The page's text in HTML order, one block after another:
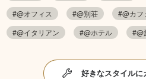
#@オフィス
#@別荘 #@カフ
#@イタリアン
#@ホテル #@
好きなスタイルに